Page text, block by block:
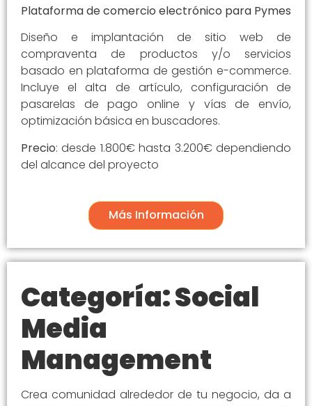
Plataforma de comercio electrónico para Pymes
Diseño e implantación de sitio web de
compraventa de productos y/o servicios
basado en plataforma de gestión e-commerce.
Incluye el alta de artículo, configuración de
pasarelas de pago online y vías de envío,
optimización básica en buscadores.
Precio: desde 1.800€ hasta 3.200€ dependiendo
del alcance del proyecto
Más Información
Categoría: Social
Media
Management
Crea comunidad alrededor de tu negocio, da a